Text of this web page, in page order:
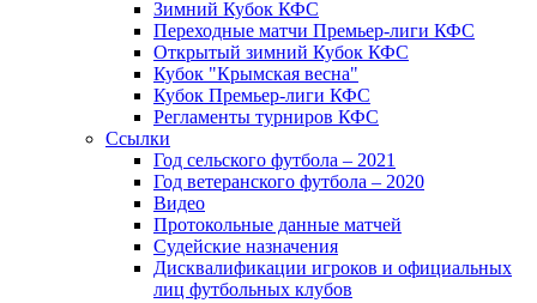
Зимний Кубок КФС
Переходные матчи Премьер-лиги КФС
Открытый зимний Кубок КФС
Кубок "Крымская весна"
Кубок Премьер-лиги КФС
Регламенты турниров КФС
Ссылки
Год сельского футбола – 2021
Год ветеранского футбола – 2020
Видео
Протокольные данные матчей
Судейские назначения
Дисквалификации игроков и официальных
лиц футбольных клубов